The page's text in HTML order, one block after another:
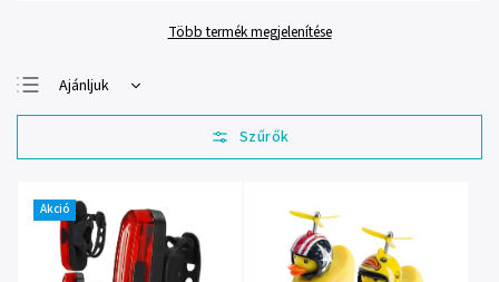
Több termék megjelenítése
Ajánljuk
Legolcsóbb elöl
Legdrágább
termékek
ABC szerint
Akció